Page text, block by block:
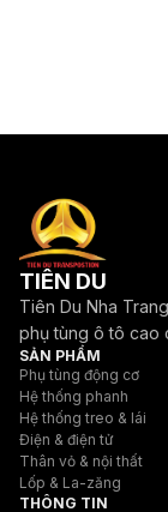
TIÊN DU
Tiên Du Nha
phụ tùng ô tô cao
SẢN PHẨM
Phụ tùng động cơ
Hệ thống phanh
Hệ thống treo & lái
Điện & điện tử
Thân vỏ & nội thất
Lốp & La-zăng
THÔNG TIN